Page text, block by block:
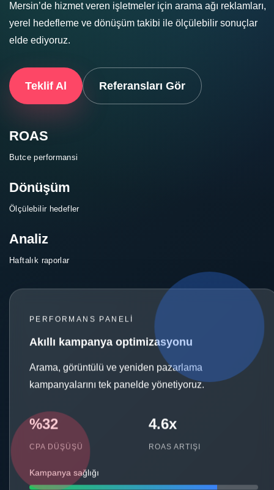
Mersin’de hizmet veren işletmeler için arama ağı reklamları,
yerel hedefleme ve dönüşüm takibi ile ölçülebilir sonuçlar
elde ediyoruz.
Teklif Al Referansları Gör
ROAS
Butce performansi
Dönüşüm
Ölçülebilir hedefler
Analiz
Haftalık raporlar
PERFORMANS PANELI
Akıllı kampanya optimizasyonu
Arama, görüntülü ve yeniden pazarlama
kampanyalarını tek panelde yönetiyoruz.
%32
CPA DÜŞÜŞÜ
4.6x
ROAS ARTIŞI
Kampanya sağlığı